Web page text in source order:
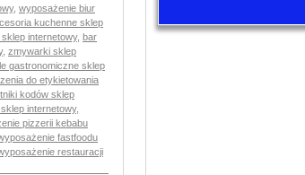
, wyposażenie biur
kuchenne sklep
internetowy, bar
, zmywarki sklep
gastronomiczne sklep
do etykietowania
kodów sklep
internetowy,
pizzerii kebabu
fastfoodu
restauracji